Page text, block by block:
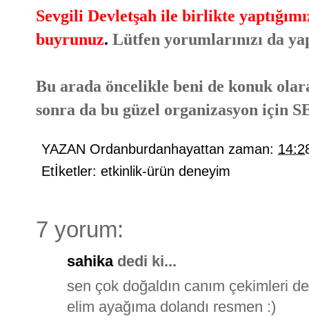
Sevgili Devletşah ile birlikte
buyrunuz. Lütfen yorumlarınızı da
Bu arada öncelikle beni de konuk
sonra da bu güzel organizasyon için
YAZAN Ordanburdanhayattan zaman:
Etİketler: etkinlik-ürün deneyim
7 yorum:
sahikadedi ki...
sen çok doğaldın canım çekimleri
elim ayağıma dolandı resmen :)